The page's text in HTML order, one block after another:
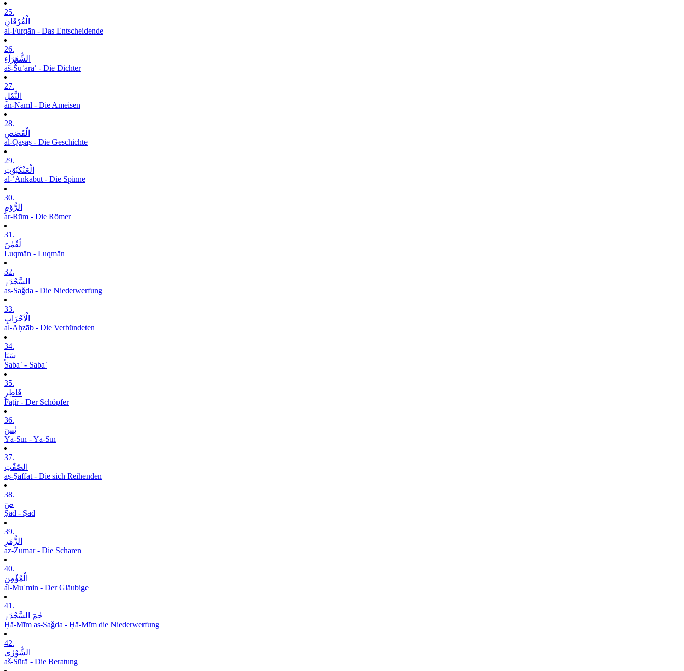
25.
الْفُرْقَانِ
al-Furqān - Das Entscheidende
26.
الشُّعَرَآءِ
aš-Šuʿarāʾ - Die Dichter
27.
النَّمْلِ
an-Naml - Die Ameisen
28.
الْقَصَصِ
al-Qaṣaṣ - Die Geschichte
29.
الْعَنْکَبُوْتِ
al-ʿAnkabūt - Die Spinne
30.
الرُّوْمِ
ar-Rūm - Die Römer
31.
لُقْمٰنَ
Luqmān - Luqmān
32.
السَّجْدَۃِ
as-Saǧda - Die Niederwerfung
33.
الْاَحْزَابِ
al-Aḥzāb - Die Verbündeten
34.
سَبَاٍ
Sabaʾ - Sabaʾ
35.
فَاطِرٍ
Fāṭir - Der Schöpfer
36.
یٰسٓ
Yā-Sīn - Yā-Sīn
37.
الصّٰٓفّٰتِ
aṣ-Ṣāffāt - Die sich Reihenden
38.
صٓ
Ṣād - Ṣād
39.
الزُّمَرِ
az-Zumar - Die Scharen
40.
الْمُؤْمِنِ
al-Muʾmin - Der Gläubige
41.
حٰمٓ السَّجْدَۃِ
Ḥā-Mīm as-Saǧda - Ḥā-Mīm die Niederwerfung
42.
الشُّوْرٰی
aš-Šūrā - Die Beratung